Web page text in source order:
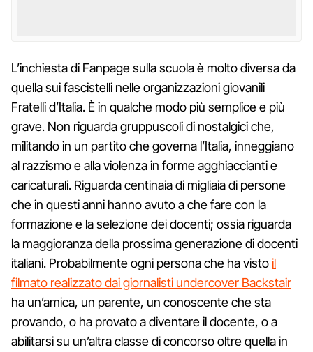
L’inchiesta di Fanpage sulla scuola è molto diversa da
quella sui fascistelli nelle organizzazioni giovanili
Fratelli d’Italia. È in qualche modo più semplice e più
grave. Non riguarda gruppuscoli di nostalgici che,
militando in un partito che governa l’Italia, inneggiano
al razzismo e alla violenza in forme agghiaccianti e
caricaturali. Riguarda centinaia di migliaia di persone
che in questi anni hanno avuto a che fare con la
formazione e la selezione dei docenti; ossia riguarda
la maggioranza della prossima generazione di docenti
italiani. Probabilmente ogni persona che ha vistoil
filmato realizzato dai giornalisti undercover Backstair
ha un’amica, un parente, un conoscente che sta
provando, o ha provato a diventare il docente, o a
abilitarsi su un’altra classe di concorso oltre quella in